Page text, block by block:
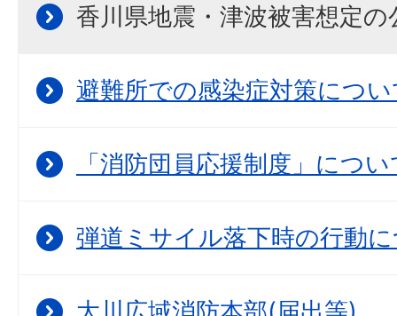
香川県地震・津波被害想定
避難所での感染症対策につ
「消防団員応援制度」につ
弾道ミサイル落下時の行動